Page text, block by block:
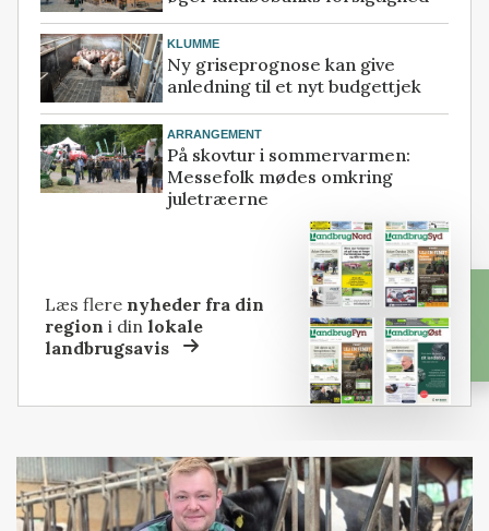
KLUMME
Ny griseprognose kan give
anledning til et nyt budgettjek
ARRANGEMENT
På skovtur i sommervarmen:
Messefolk mødes omkring
juletræerne
Læs flere nyheder fra din
region i dinlokale
landbrugsavis